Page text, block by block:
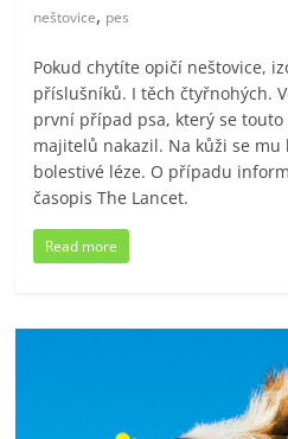
neštovice, pes
Pokud chytíte opičí neštovice,
příslušníků. I těch čtyřnohých.
první případ psa, který se touto
majitelů nakazil. Na kůži se
bolestivé léze. O případu
časopis The Lancet.
Read more